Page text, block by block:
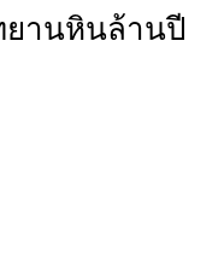
านหินล้านปี